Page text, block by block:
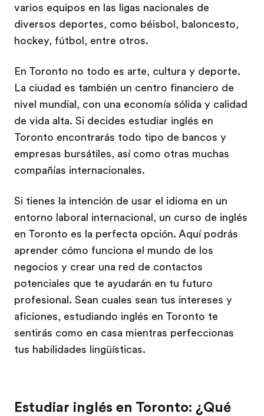
varios equipos en las ligas nacionales de
diversos deportes, como béisbol, baloncesto,
hockey, fútbol, entre otros.
En Toronto no todo es arte, cultura y deporte.
La ciudad es también un centro financiero de
nivel mundial, con una economía sólida y calidad
de vida alta. Si decides estudiar inglés en
Toronto encontrarás todo tipo de bancos y
empresas bursátiles, así como otras muchas
compañías internacionales.
Si tienes la intención de usar el idioma en un
entorno laboral internacional, un curso de inglés
en Toronto es la perfecta opción. Aquí podrás
aprender cómo funciona el mundo de los
negocios y crear una red de contactos
potenciales que te ayudarán en tu futuro
profesional. Sean cuales sean tus intereses y
aficiones, estudiando inglés en Toronto te
sentirás como en casa mientras perfeccionas
tus habilidades lingüísticas.
Estudiar inglés en Toronto: ¿Qué